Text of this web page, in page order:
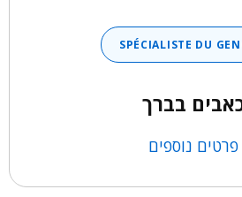
SPÉCIALISTE DU
בברך
פרטים נוספים